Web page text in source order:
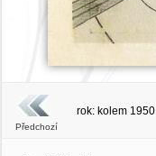
Předchozí
rok: kolem 1950